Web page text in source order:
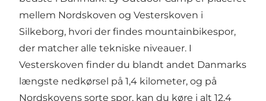
mellem Nordskoven og Vesterskoven i
Silkeborg, hvori der findes mountainbikespor,
der matcher alle tekniske niveauer. I
Vesterskoven finder du blandt andet Danmarks
længste nedkørsel på 1,4 kilometer, og på
Nordskovens sorte spor, kan du køre i alt 12,4